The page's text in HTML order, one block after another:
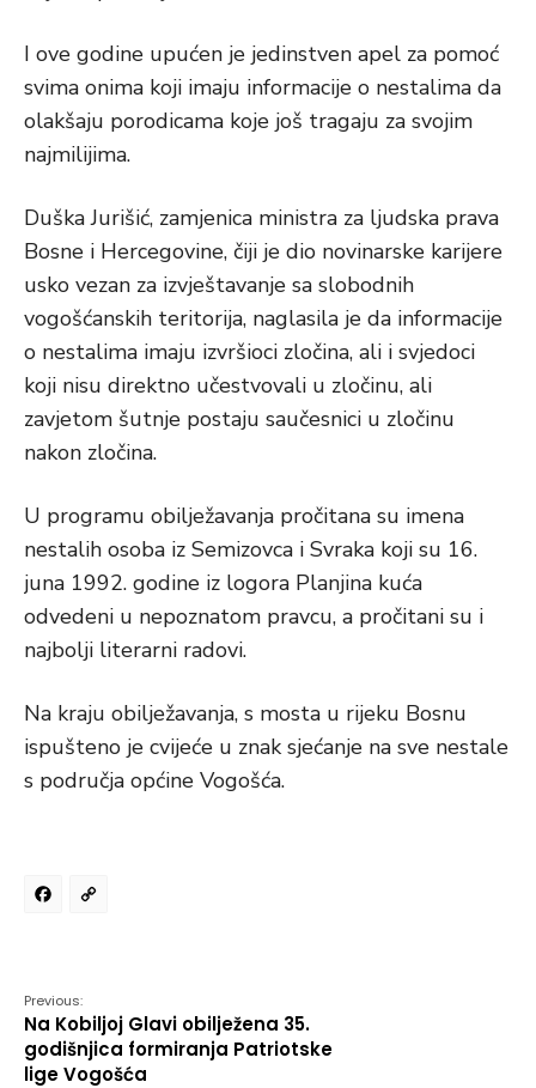
I ove godine upućen je jedinstven apel za pomoć
svima onima koji imaju informacije o nestalima da
olakšaju porodicama koje još tragaju za svojim
najmilijima.
Duška Jurišić, zamjenica ministra za ljudska prava
Bosne i Hercegovine, čiji je dio novinarske karijere
usko vezan za izvještavanje sa slobodnih
vogošćanskih teritorija, naglasila je da informacije
o nestalima imaju izvršioci zločina, ali i svjedoci
koji nisu direktno učestvovali u zločinu, ali
zavjetom šutnje postaju saučesnici u zločinu
nakon zločina.
U programu obilježavanja pročitana su imena
nestalih osoba iz Semizovca i Svraka koji su 16.
juna 1992. godine iz logora Planjina kuća
odvedeni u nepoznatom pravcu, a pročitani su i
najbolji literarni radovi.
Na kraju obilježavanja, s mosta u rijeku Bosnu
ispušteno je cvijeće u znak sjećanje na sve nestale
s područja općine Vogošća.
Facebook
Previous:
Na Kobiljoj Glavi obilježena 35.
godišnjica formiranja Patriotske
lige Vogošća